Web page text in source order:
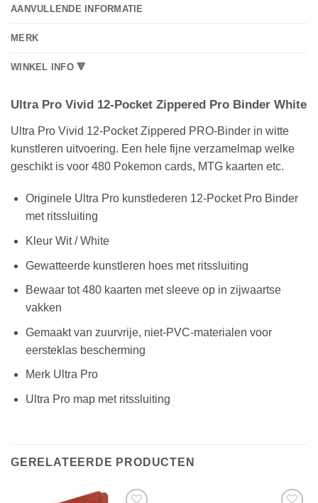
AANVULLENDE INFORMATIE
MERK
WINKEL INFO 🔻
Ultra Pro Vivid 12-Pocket Zippered Pro Binder White
Ultra Pro Vivid 12-Pocket Zippered PRO-Binder in witte
kunstleren uitvoering. Een hele fijne verzamelmap welke
geschikt is voor 480 Pokemon cards, MTG kaarten etc.
Originele Ultra Pro kunstlederen 12-Pocket Pro Binder
met ritssluiting
Kleur Wit / White
Gewatteerde kunstleren hoes met ritssluiting
Bewaar tot 480 kaarten met sleeve op in zijwaartse
vakken
Gemaakt van zuurvrije, niet-PVC-materialen voor
eersteklas bescherming
Merk Ultra Pro
Ultra Pro map met ritssluiting
GERELATEERDE PRODUCTEN